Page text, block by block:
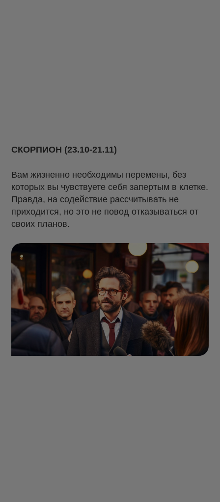
СКОРПИОН (23.10-21.11)
Вам жизненно необходимы перемены, без
которых вы чувствуете себя запертым в клетке.
Правда, на содействие рассчитывать не
приходится, но это не повод отказываться от
своих планов.